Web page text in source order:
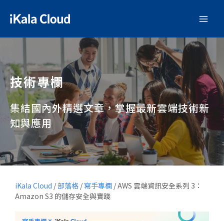
技術專欄
集結國內外精選文章，掌握最新雲端技術新
知與應用
iKala Cloud /部落格 / 寫手專欄 /AWS 雲端資訊安全系列 3：
Amazon S3 的儲存安全與實踐